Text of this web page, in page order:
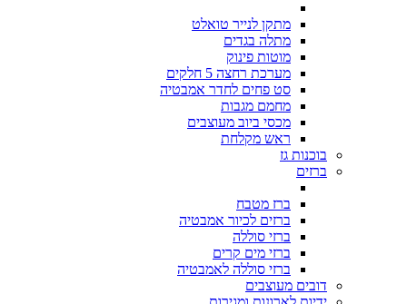
מתקן לנייר טואלט
מתלה בגדים
מוטות פינוק
מערכת רחצה 5 חלקים
סט פחים לחדר אמבטיה
מחמם מגבות
מכסי ביוב מעוצבים
ראש מקלחת
בוכנות גז
ברזים
ברז מטבח
ברזים לכיור אמבטיה
ברזי סוללה
ברזי מים קרים
ברזי סוללה לאמבטיה
דובים מעוצבים